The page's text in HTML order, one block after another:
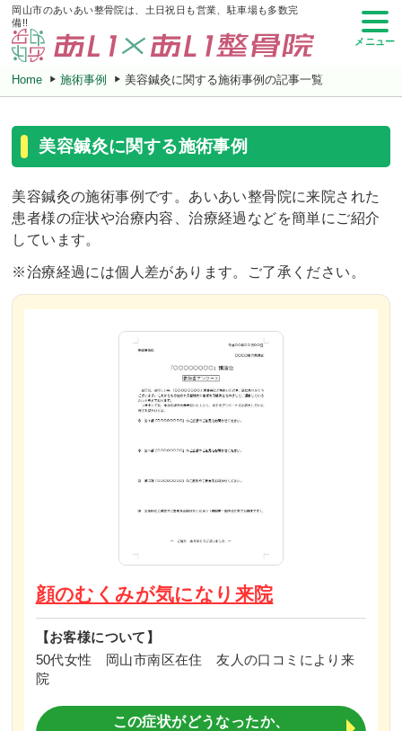
岡山市のあいあい整骨院は、土日祝日も営業、駐車場も多数完
備!!
メニュー
Home 施術事例 美容鍼灸に関する施術事例の記事一覧
美容鍼灸に関する施術事例
美容鍼灸の施術事例です。あいあい整骨院に来院された
患者様の症状や治療内容、治療経過などを簡単にご紹介
しています。
※治療経過には個人差があります。ご了承ください。
顔のむくみが気になり来院
【お客様について】
50代女性 岡山市南区在住 友人の口コミにより来
院
この症状がどうなったか、